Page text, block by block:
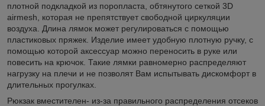
плотной подкладкой из поропласта, обтянутого сеткой 3D
airmesh, которая не препятствует свободной циркуляции
воздуха. Длина лямок может регулироваться с помощью
пластиковых пряжек. Изделие имеет удобную плотную ручку, с
помощью которой аксессуар можно переносить в руке или
повесить на крючок. Такие лямки равномерно распределяют
нагрузку на плечи и не позволят Вам испытывать дискомфорт в
длительных прогулках.
Рюкзак вместителен- из-за правильного распределения отсеков